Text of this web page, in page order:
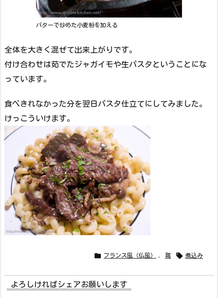
バターで炒めた小麦粉を加える
全体を大きく混ぜて出来上がりです。
付け合わせは茹でたジャガイモや生パスタということにな
っています。
食べきれなかった分を翌日パスタ仕立てにしてみました。
けっこういけます。
 フランス風（仏風） 鶏  煮込み
よろしければシェアお願いします